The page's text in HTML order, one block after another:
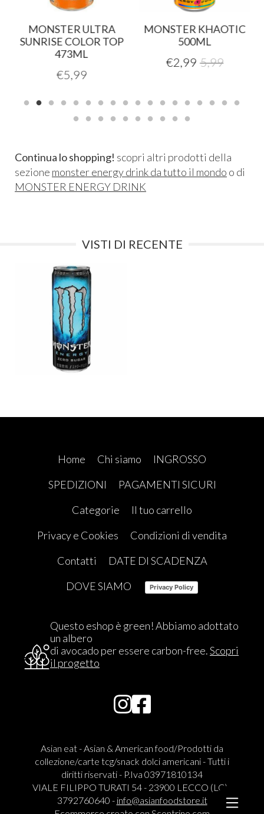
MONSTER ULTRA
SUNRISE COLOR TOP
473ML
€5,99
MONSTER KHAOTIC
500ML
€2,99 5,99
Continua lo shopping! scopri altri prodotti della
sezione monster energy drink da tutto il mondo o di
MONSTER ENERGY DRINK
VISTI DI RECENTE
Home Chi siamo
INGROSSO
SPEDIZIONI
PAGAMENTI SICURI
Categorie
Il tuo carrello
Privacy e Cookies
Condizioni di vendita
Contatti
DATE DI SCADENZA
DOVE SIAMO
Privacy Policy
Questo eshop è green! Abbiamo adottato
un albero
di avocado per essere carbon-free.Scopri
il progetto
Asian eat - Asian & American food/Prodotti da
collezione/carte tcg/snack dolci americani - Tutti i
diritti riservati - P.Iva 03971810134
VIALE FILIPPO TURATI 54 - 23900 LECCO (LC) -
3792760640 - info@asianfoodstore.it